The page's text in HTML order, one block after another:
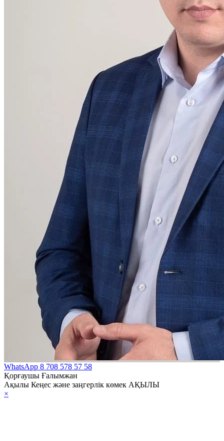
WhatsApp 8 708 578 57 58
Қорғаушы Ғалымжан
Ақылы Кеңес және заңгерлік көмек АҚЫЛЫ
×